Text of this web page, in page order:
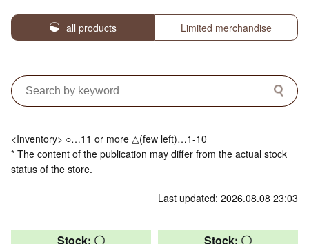
all products Limited merchandise
<Inventory> ○…11 or more △(few left)…1-10
* The content of the publication may differ from the actual stock
status of the store.
Last updated: 2026.08.08 23:03
Stock: 〇 Stock: 〇